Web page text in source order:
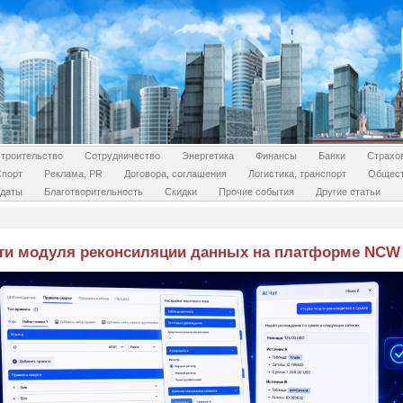
Сотрудничество Энергетика Финансы Банки
Реклама, PR Договора, соглашения Логистика, транспорт
Благотворительность Скидки Прочие события Другие статьи
модуля реконсиляции данных на платформе NCW